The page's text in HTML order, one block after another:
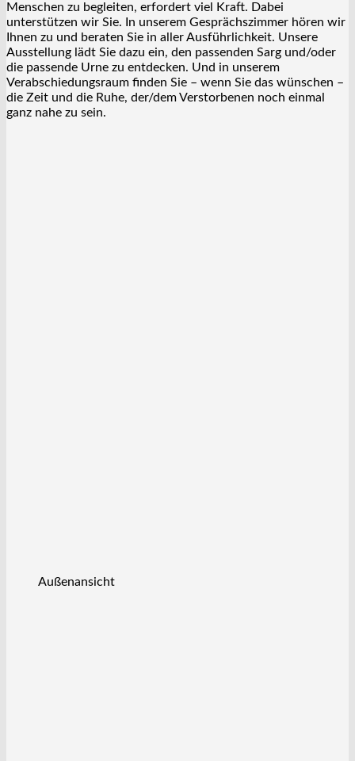
Menschen zu begleiten, erfordert viel Kraft. Dabei
unterstützen wir Sie. In unserem Gesprächszimmer hören wir
Ihnen zu und beraten Sie in aller Ausführlichkeit. Unsere
Ausstellung lädt Sie dazu ein, den passenden Sarg und/oder
die passende Urne zu entdecken. Und in unserem
Verabschiedungsraum finden Sie – wenn Sie das wünschen –
die Zeit und die Ruhe, der/dem Verstorbenen noch einmal
ganz nahe zu sein.
Außenansicht